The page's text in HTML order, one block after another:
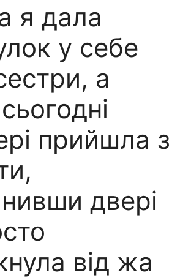
я дала
у себе
а
прийшла з
двері
від жа